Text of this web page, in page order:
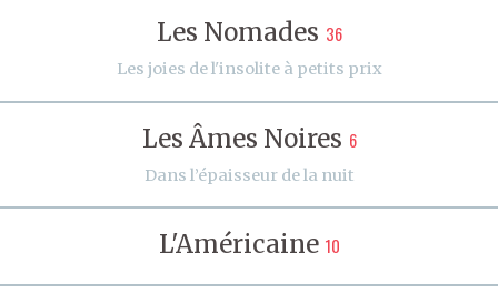
Les Nomades 36
Les joies de l'insolite à petits prix
Les Âmes Noires 6
Dans l’épaisseur de la nuit
L'Américaine 10